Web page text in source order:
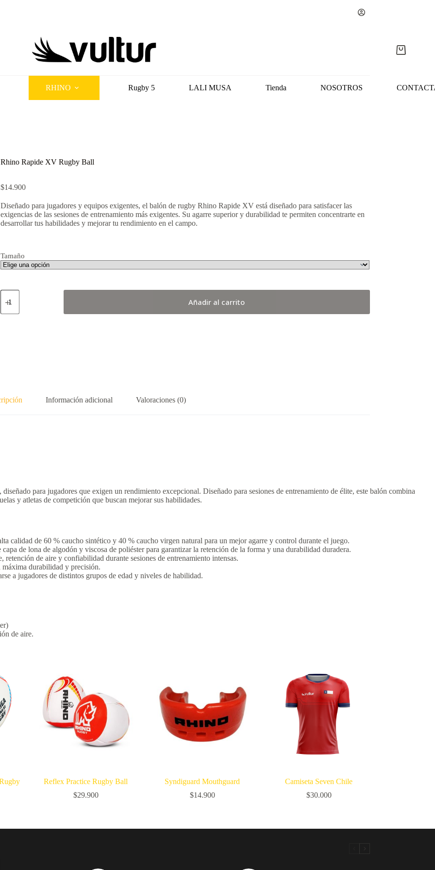
Carro
RHINO Rugby 5 LALI MUSA Tienda NOSOTROS
Rhino Rapide XV Rugby Ball
$14.900
Diseñado para jugadores y equipos exigentes, el balón de rugby Rhino Rapide XV está diseñado para satisfacer las
exigencias de las sesiones de entrenamiento más exigentes. Su agarre superior y durabilidad te permiten concentrarte en
desarrollar tus habilidades y mejorar tu rendimiento en el campo.
Tamaño
Rhino
Rapide
Añadir al carrito
Información adicional Valoraciones (0)
para jugadores que exigen un rendimiento excepcional. Diseñado para sesiones de entrenamiento de élite, este balón combina
y atletas de competición que buscan mejorar sus habilidades.
calidad de 60 % caucho sintético y 40 % caucho virgen natural para un mejor agarre y control durante el juego.
de lona de algodón y viscosa de poliéster para garantizar la retención de la forma y una durabilidad duradera.
retención de aire y confiabilidad durante sesiones de entrenamiento intensas.
máxima durabilidad y precisión.
a jugadores de distintos grupos de edad y niveles de habilidad.
de aire.
Reflex Practice Rugby Ball
$29.900
Syndiguard Mouthguard
$14.900
Camiseta Seven Chile
$30.000